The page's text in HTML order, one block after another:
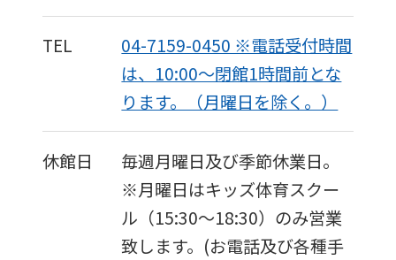
TEL
04-7159-0450 ※電話受付時間
は、10:00〜閉館1時間前とな
ります。（月曜日を除く。）
休館日
毎週月曜日及び季節休業日。
※月曜日はキッズ体育スクー
ル（15:30〜18:30）のみ営業
致します。(お電話及び各種手